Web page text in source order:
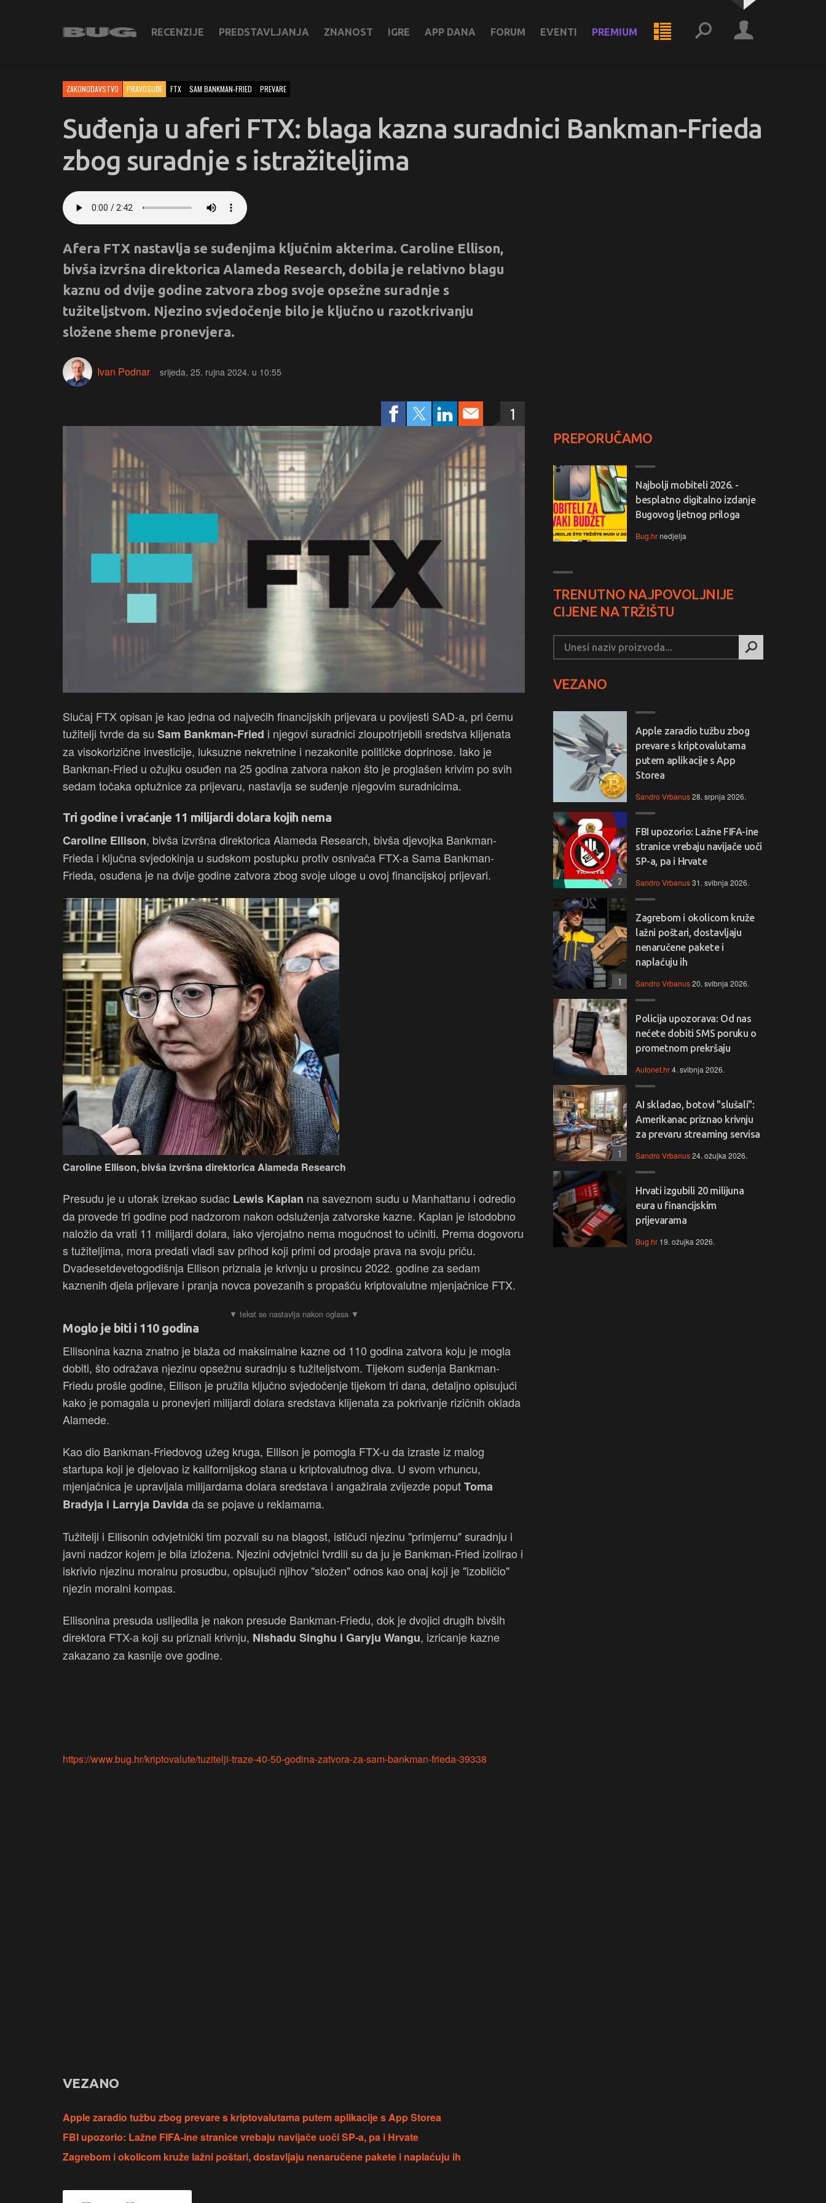
RECENZIJE PREDSTAVLJANJA ZNANOST IGRE APP DANA FORUM EVENTI PREMIUM
ZAKONODAVSTVO PRAVOSUĐE FTX SAM BANKMAN-FRIED PREVARE
Suđenja u aferi FTX: blaga kazna suradnici Bankman-Frieda
zbog suradnje s istražiteljima
Afera FTX nastavlja se suđenjima ključnim akterima. Caroline Ellison,
bivša izvršna direktorica Alameda Research, dobila je relativno blagu
kaznu od dvije godine zatvora zbog svoje opsežne suradnje s
tužiteljstvom. Njezino svjedočenje bilo je ključno u razotkrivanju
složene sheme pronevjera.
Ivan Podnar srijeda, 25. rujna 2024. u 10:55
1
Slučaj FTX opisan je kao jedna od najvećih financijskih prijevara u povijesti SAD-a, pri čemu
tužitelji tvrde da su Sam Bankman-Fried i njegovi suradnici zloupotrijebili sredstva klijenata
za visokorizične investicije, luksuzne nekretnine i nezakonite političke doprinose. Iako je
Bankman-Fried u ožujku osuđen na 25 godina zatvora nakon što je proglašen krivim po svih
sedam točaka optužnice za prijevaru, nastavlja se suđenje njegovim suradnicima.
Tri godine i vraćanje 11 milijardi dolara kojih nema
Caroline Ellison, bivša izvršna direktorica Alameda Research, bivša djevojka Bankman-
Frieda i ključna svjedokinja u sudskom postupku protiv osnivača FTX-a Sama Bankman-
Frieda, osuđena je na dvije godine zatvora zbog svoje uloge u ovoj financijskoj prijevari.
Caroline Ellison, bivša izvršna direktorica Alameda Research
Presudu je u utorak izrekao sudac Lewis Kaplan na saveznom sudu u Manhattanu i odredio
da provede tri godine pod nadzorom nakon odsluženja zatvorske kazne. Kaplan je istodobno
naložio da vrati 11 milijardi dolara, iako vjerojatno nema mogućnost to učiniti. Prema dogovoru
s tužiteljima, mora predati vladi sav prihod koji primi od prodaje prava na svoju priču.
Dvadesetdevetogodišnja Ellison priznala je krivnju u prosincu 2022. godine za sedam
kaznenih djela prijevare i pranja novca povezanih s propašću kriptovalutne mjenjačnice FTX.
Moglo je biti i 110 godina
Ellisonina kazna znatno je blaža od maksimalne kazne od 110 godina zatvora koju je mogla
dobiti, što odražava njezinu opsežnu suradnju s tužiteljstvom. Tijekom suđenja Bankman-
Friedu prošle godine, Ellison je pružila ključno svjedočenje tijekom tri dana, detaljno opisujući
kako je pomagala u pronevjeri milijardi dolara sredstava klijenata za pokrivanje rizičnih oklada
Alamede.
Kao dio Bankman-Friedovog užeg kruga, Ellison je pomogla FTX-u da izraste iz malog
startupa koji je djelovao iz kalifornijskog stana u kriptovalutnog diva. U svom vrhuncu,
mjenjačnica je upravljala milijardama dolara sredstava i angažirala zvijezde poputToma
Bradyja i Larryja Davidada se pojave u reklamama.
Tužitelji i Ellisonin odvjetnički tim pozvali su na blagost, ističući njezinu "primjernu" suradnju i
javni nadzor kojem je bila izložena. Njezini odvjetnici tvrdili su da ju je Bankman-Fried izolirao i
iskrivio njezinu moralnu prosudbu, opisujući njihov "složen" odnos kao onaj koji je "izobličio"
njezin moralni kompas.
Ellisonina presuda uslijedila je nakon presude Bankman-Friedu, dok je dvojici drugih bivših
direktora FTX-a koji su priznali krivnju, Nishadu Singhu i Garyju Wangu, izricanje kazne
zakazano za kasnije ove godine.
https://www.bug.hr/kriptovalute/tuzitelji-traze-40-50-godina-zatvora-za-sam-bankman-frieda-39338
VEZANO
Apple zaradio tužbu zbog prevare s kriptovalutama putem aplikacije s App Storea
FBI upozorio: Lažne FIFA-ine stranice vrebaju navijače uoči SP-a, pa i Hrvate
Zagrebom i okolicom kruže lažni poštari, dostavljaju nenaručene pakete i naplaćuju ih
PREPORUČAMO
Najbolji mobiteli 2026. -
besplatno digitalno izdanje
Bugovog ljetnog priloga
Bug.hrnedjelja
TRENUTNO NAJPOVOLJNIJE
CIJENE NA TRŽIŠTU
VEZANO
Apple zaradio tužbu zbog
prevare s kriptovalutama
putem aplikacije s App
Storea
Sandro Vrbanus28. srpnja 2026.
FBI upozorio: Lažne FIFA-ine
stranice vrebaju navijače uoči
SP-a, pa i Hrvate
Sandro Vrbanus31. svibnja 2026.
2
Zagrebom i okolicom kruže
lažni poštari, dostavljaju
nenaručene pakete i
naplaćuju ih
Sandro Vrbanus20. svibnja 2026.
1
Policija upozorava: Od nas
nećete dobiti SMS poruku o
prometnom prekršaju
Autonet.hr4. svibnja 2026.
AI skladao, botovi "slušali":
Amerikanac priznao krivnju
za prevaru streaming servisa
Sandro Vrbanus24. ožujka 2026.
1
Hrvati izgubili 20 milijuna
eura u financijskim
prijevarama
Bug.hr 19. ožujka 2026.